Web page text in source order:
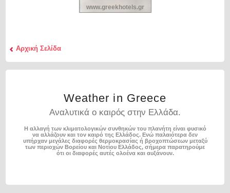
www.greekhotels.gr
Αρχική Σελίδα
Weather in Greece
Αναλυτικά ο καιρός στην Ελλάδα.
Η αλλαγή των κλιματολογικών συνθηκών του πλανήτη είναι φυσικό
να αλλάζουν και τον καιρό της Ελλάδος. Ενώ παλαιότερα δεν
υπήρχαν μεγάλες διαφορές θερμοκρασίας ή βροχοπτώσεων μεταξύ
των περιοχών Βορείου και Νοτίου Ελλάδος, σήμερα παρατηρούμε
ότι οι διαφορές αυτές ολοένα και αυξάνουν.